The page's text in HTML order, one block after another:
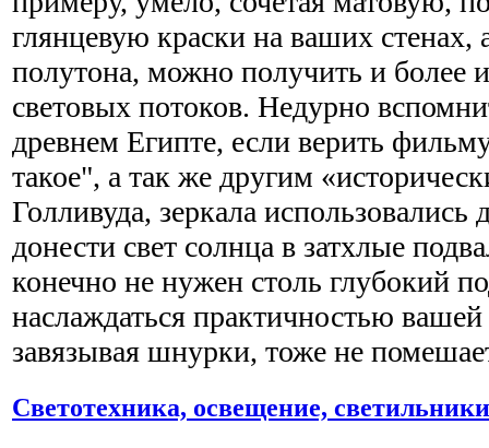
глянцевую краски на ваших стенах,
полутона, можно получить и более
световых потоков. Недурно
древнем Египте, если верить
такое", а так же другим
Голливуда, зеркала использовались
донести свет солнца в затхлые
конечно не нужен столь глубокий
наслаждаться практичностью
завязывая шнурки, тоже не
Светотехника, освещение, светильники